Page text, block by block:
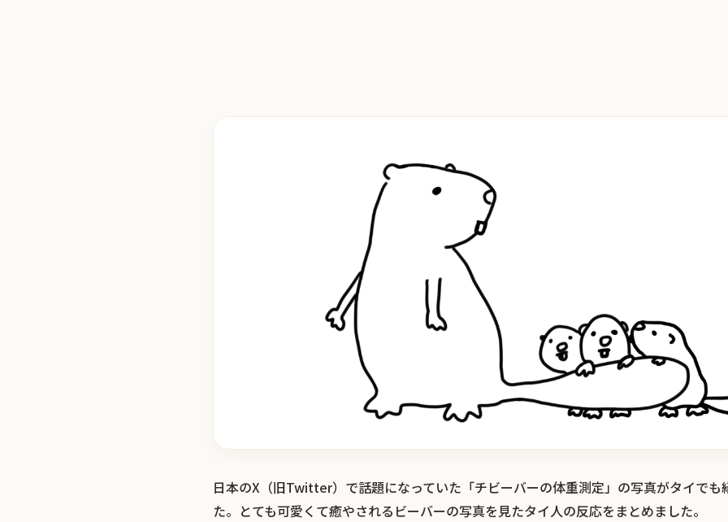
日本のX（旧Twitter）で話題になっていた「チビーバーの体重測定」の写真がタイでも
た。とても可愛くて癒やされるビーバーの写真を見たタイ人の反応をまとめました。